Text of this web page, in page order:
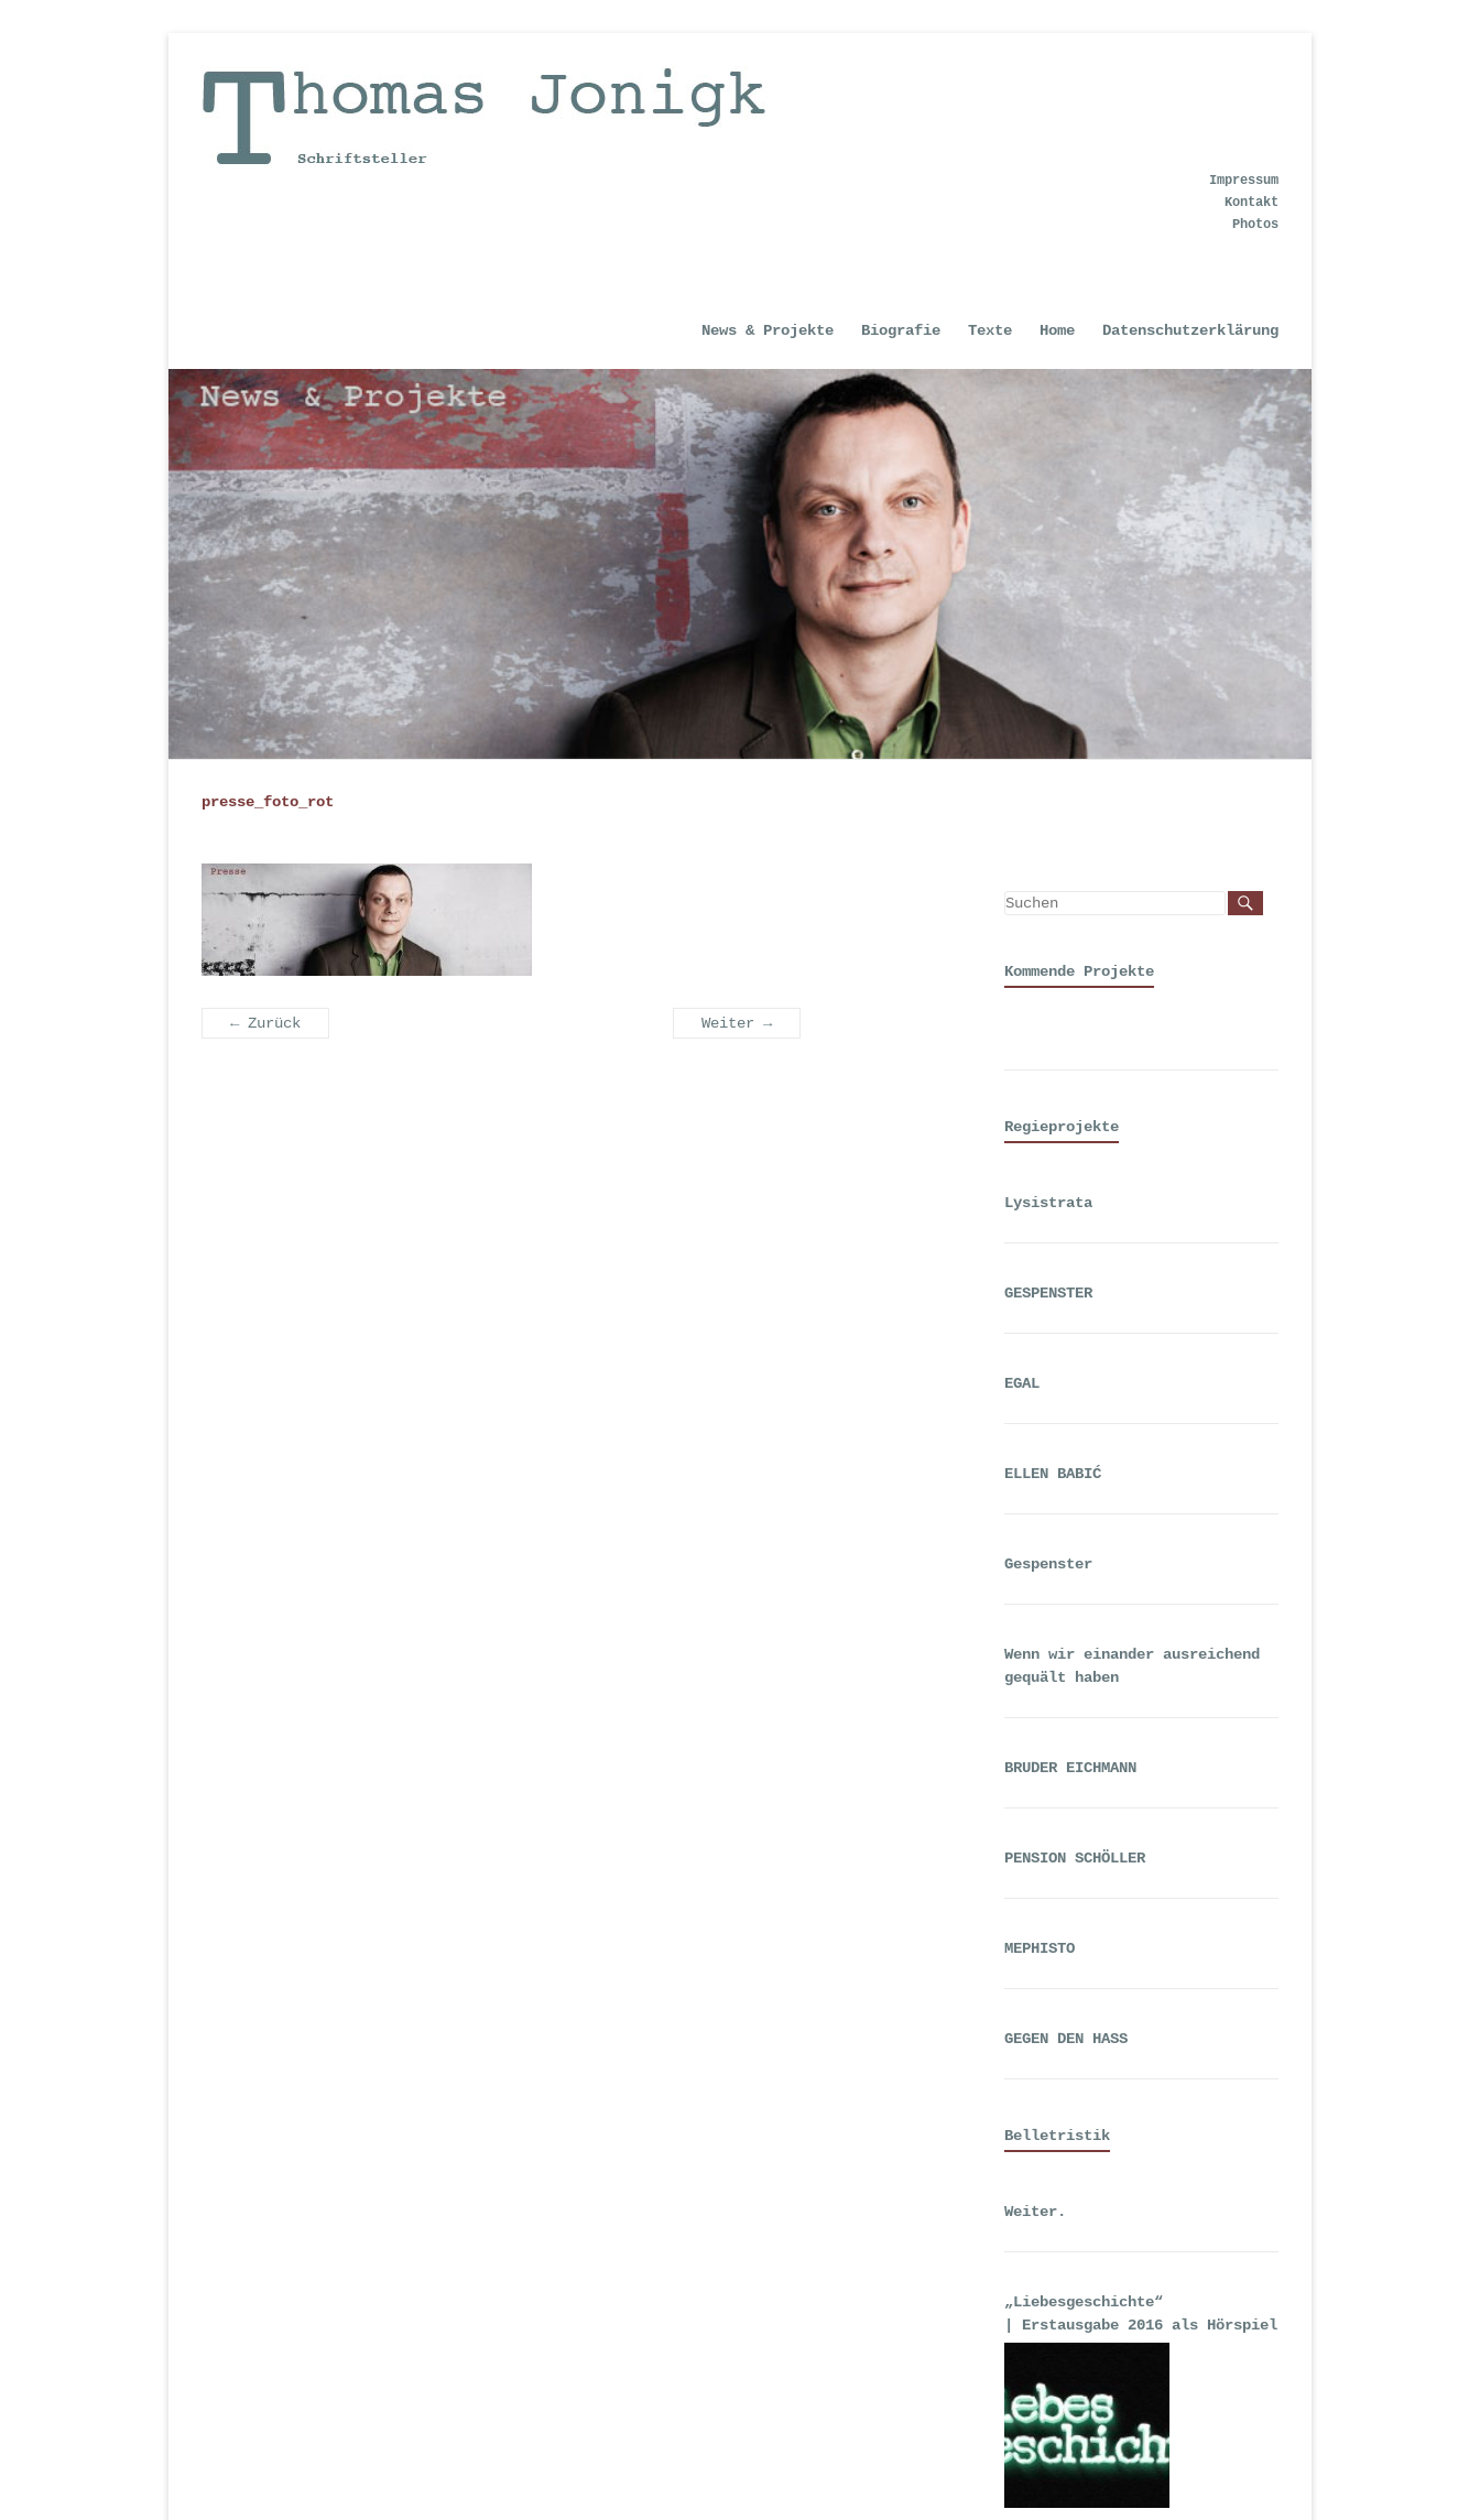
Impressum
Kontakt
Photos
News & Projekte Biografie Texte Home Datenschutzerklärung
presse_foto_rot
← Zurück Weiter →
Kommende Projekte
Regieprojekte
Lysistrata
GESPENSTER
EGAL
ELLEN BABIĆ
Gespenster
Wenn wir einander ausreichend
gequält haben
BRUDER EICHMANN
PENSION SCHÖLLER
MEPHISTO
GEGEN DEN HASS
Belletristik
Weiter.
„Liebesgeschichte“
| Erstausgabe 2016 als Hörspiel